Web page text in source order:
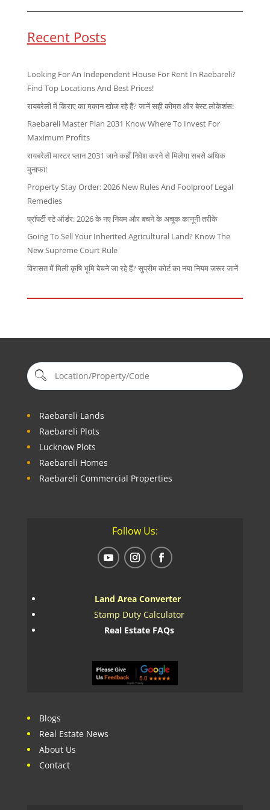
Recent Posts
Looking For An Independent House For Rent In Raebareli?
Find Top Locations And Best Prices!
रायबरेली में किराए का मकान खोज रहे हैं? जानें सही कीमत और बेस्ट लोकेशंस!
Raebareli Master Plan 2031 Know Where To Invest For
Maximum Profits
रायबरेली मास्टर प्लान 2031 जाने कहाँ निवेश करने से मिलेगा सबसे अधिक
मुनाफा!
Property Stay Order: 2026 New Rules And Foolproof Legal
Remedies
प्रॉपर्टी स्टे ऑर्डर: 2026 के नए नियम और बचने के अचूक कानूनी तरीके
Going To Sell Your Inherited Agricultural Land? Know The
New Supreme Court Rule
विरासत में मिली कृषि भूमि बेचने जा रहे हैं? सुप्रीम कोर्ट का नया नियम जरूर जानें
Raebareli Lands
Raebareli Plots
Lucknow Plots
Raebareli Homes
Raebareli Commercial Properties
Follow Us:
Land Area Converter
Stamp Duty Calculator
Real Estate FAQs
Blogs
Real Estate News
About Us
Contact